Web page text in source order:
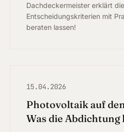
Dachdeckermeister erklärt die
Entscheidungskriterien mit
beraten lassen!
15.04.2026
Photovoltaik auf
Was die Abdichtung